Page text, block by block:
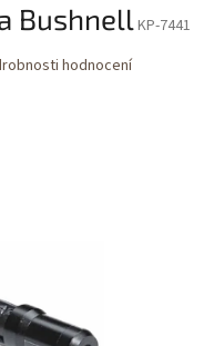
BushnellKP-7441
hodnocení